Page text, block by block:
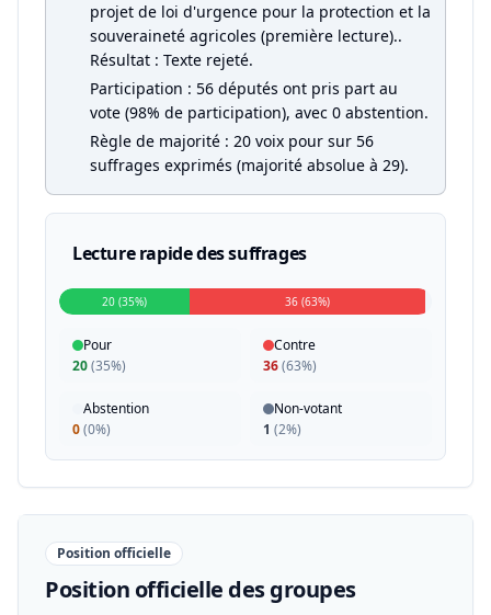
projet de loi d'urgence pour la protection et la
souveraineté agricoles (première lecture)..
Résultat : Texte rejeté.
Participation : 56 députés ont pris part au
vote (98% de participation), avec 0 abstention.
Règle de majorité : 20 voix pour sur 56
suffrages exprimés (majorité absolue à 29).
Lecture rapide des suffrages
20 (35%) 36 (63%)
Pour
20(35%)
Contre
36(63%)
Abstention
0(0%)
Non-votant
1 (2%)
Position officielle
Position officielle des groupes